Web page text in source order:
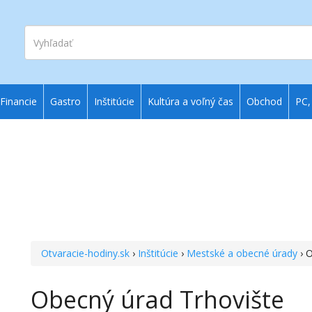
Vyhľadať
Otvaracie-hodiny.sk › Inštitúcie › Mestské a obecné úrady ›
Obecný úrad Trhovište
Financie Gastro Inštitúcie Kultúra a voľný čas Obchod